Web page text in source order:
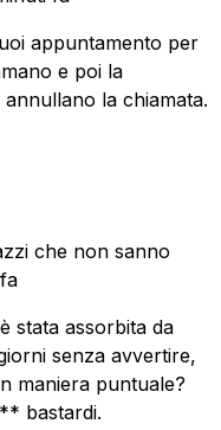
appuntamento per
e poi la
la chiamata.
che non sanno
stata assorbita da
senza avvertire,
maniera puntuale?
bastardi.